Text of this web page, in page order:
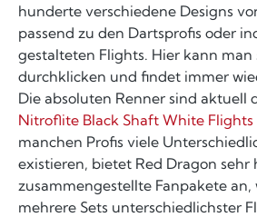
hunderte verschiedene Designs
passend zu den Dartsprofis oder
gestalteten Flights. Hier kann
durchklicken und findet immer
Die absoluten Renner sind aktuell
Nitroflite Black Shaft White Flights
manchen Profis viele
existieren, bietet Red Dragon sehr
zusammengestellte Fanpakete an,
mehrere Sets unterschiedlichster